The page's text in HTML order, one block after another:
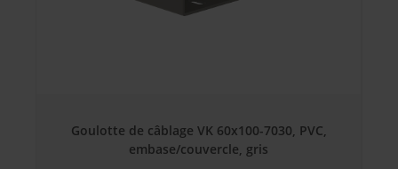
Goulotte de câblage VK 60x100-7030, PVC,
embase/couvercle, gris